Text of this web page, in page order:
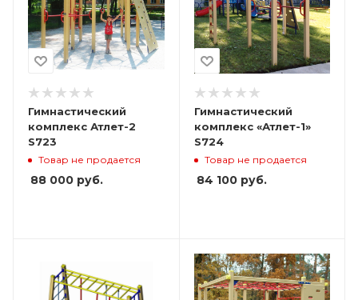
Гимнастический
комплекс Атлет-2
S723
Товар не продается
88 000 руб.
Гимнастический
комплекс «Атлет-1»
S724
Товар не продается
84 100руб.